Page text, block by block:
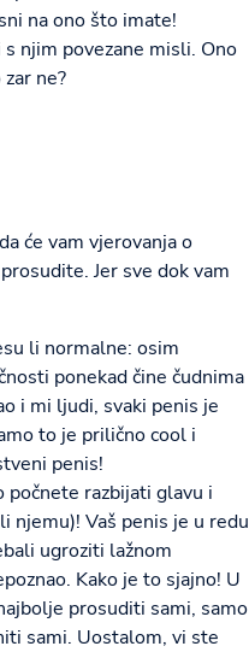
na ono što imate!
njim povezane misli. Ono
ne?
će vam vjerovanja o
Jer sve dok vam
li normalne: osim
ponekad čine čudnima
i mi ljudi, svaki penis je
to je prilično cool i
penis!
razbijati glavu i
njemu)! Vaš penis je u redu
ugroziti lažnom
Kako je to sjajno! U
prosuditi sami, samo
sami. Uostalom, vi ste